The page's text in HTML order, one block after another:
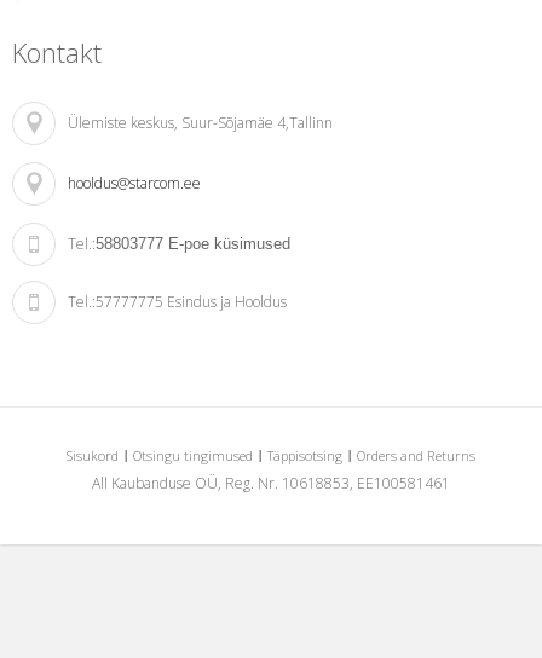
Kontakt
Ülemiste keskus, Suur-Sõjamäe 4,Tallinn
hooldus@starcom.ee
Tel.:58803777 E-poe küsimused
Tel.:57777775 Esindus ja Hooldus
Sisukord Otsingu tingimused Täppisotsing Orders and Returns
All Kaubanduse OÜ, Reg. Nr. 10618853, EE100581461